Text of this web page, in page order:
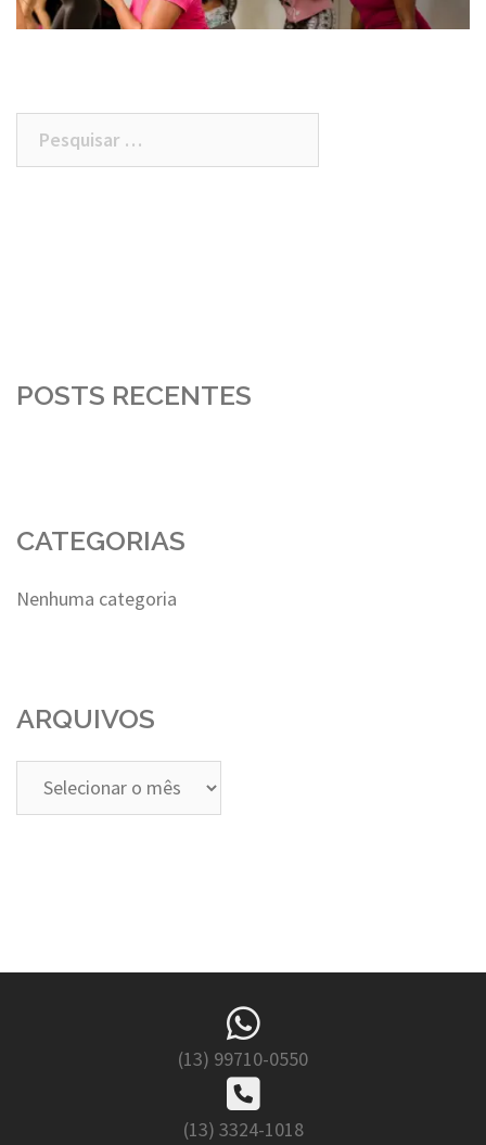
Pesquisar
POSTS RECENTES
CATEGORIAS
Nenhuma categoria
ARQUIVOS
Arquivos
(13) 99710-0550
(13) 3324-1018